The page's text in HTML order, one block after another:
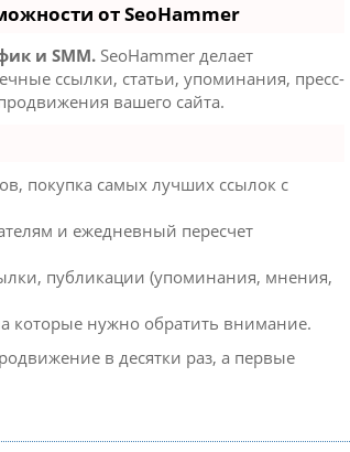
от SeoHammer
и SMM. SeoHammer делает
ссылки, статьи, упоминания, пресс-
вашего сайта.
покупка самых лучших ссылок с
и ежедневный пересчет
публикации (упоминания, мнения,
которые нужно обратить внимание.
в десятки раз, а первые